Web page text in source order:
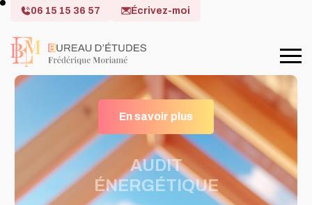
06 15 15 36 57 Écrivez-moi
En savoir plus
AUDIT
ÉNERGÉTIQUE